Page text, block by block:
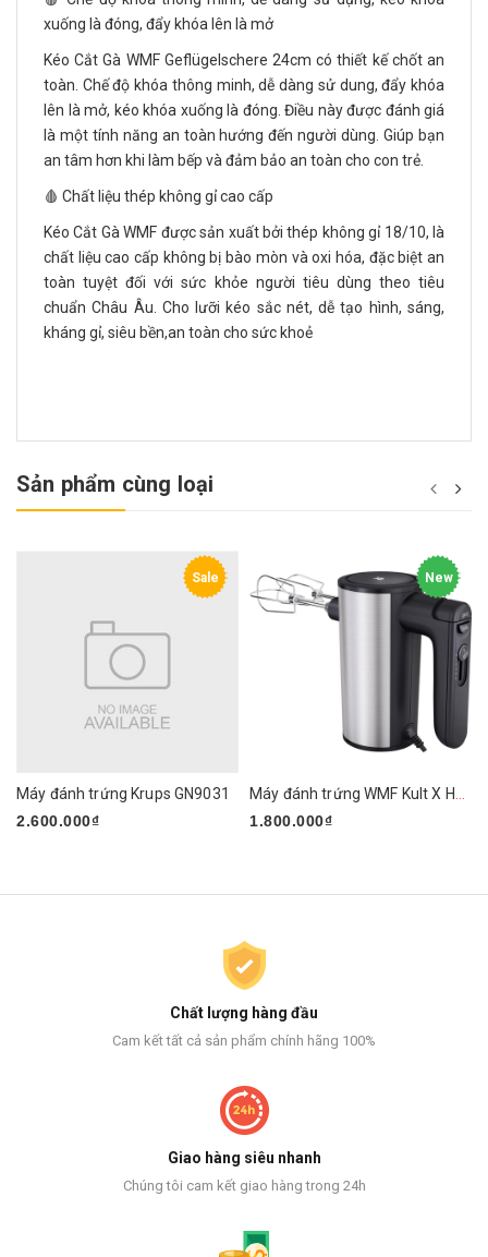
xuống là đóng, đẩy khóa lên là mở
Kéo Cắt Gà WMF Geflügelschere 24cm có thiết kế chốt an
toàn. Chế độ khóa thông minh, dễ dàng sử dung, đẩy khóa
lên là mở, kéo khóa xuống là đóng. Điều này được đánh giá
là một tính năng an toàn hướng đến người dùng. Giúp bạn
an tâm hơn khi làm bếp và đảm bảo an toàn cho con trẻ.
🩸 Chất liệu thép không gỉ cao cấp
Kéo Cắt Gà WMF được sản xuất bởi thép không gỉ 18/10, là
chất liệu cao cấp không bị bào mòn và oxi hóa, đặc biệt an
toàn tuyệt đối với sức khỏe người tiêu dùng theo tiêu
chuẩn Châu Âu. Cho lưỡi kéo sắc nét, dễ tạo hình, sáng,
kháng gỉ, siêu bền,an toàn cho sức khoẻ
Sản phẩm cùng loại
Sale
Máy đánh trứng Krups GN9031
2.600.000₫
New
1.800.000₫
Chất lượng hàng đầu
Cam kết tất cả sản phẩm chính hãng 100%
Giao hàng siêu nhanh
Chúng tôi cam kết giao hàng trong 24h